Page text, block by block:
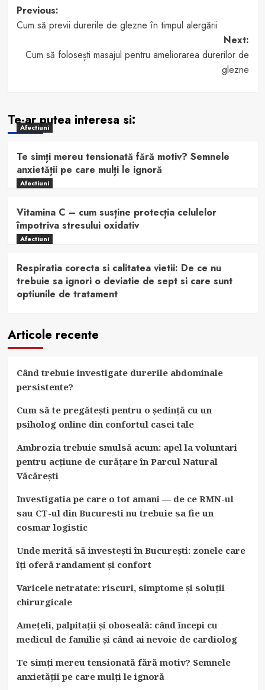
Post
navigation
Previous:
Cum să previi durerile de glezne în timpul alergării
Next:
Cum să folosești masajul pentru ameliorarea durerilor de
glezne
Te-ar putea interesa si:
Afectiuni
Te simți mereu tensionată fără motiv? Semnele
anxietății pe care mulți le ignoră
Afectiuni
Vitamina C – cum susține protecția celulelor
împotriva stresului oxidativ
Afectiuni
Respiratia corecta si calitatea vietii: De ce nu
trebuie sa ignori o deviatie de sept si care sunt
optiunile de tratament
Articole recente
Când trebuie investigate durerile abdominale
persistente?
Cum să te pregătești pentru o ședință cu un
psiholog online din confortul casei tale
Ambrozia trebuie smulsă acum: apel la voluntari
pentru acțiune de curățare în Parcul Natural
Văcărești
Investigatia pe care o tot amani — de ce RMN-ul
sau CT-ul din Bucuresti nu trebuie sa fie un
cosmar logistic
Unde merită să investești în București: zonele care
îți oferă randament și confort
Varicele netratate: riscuri, simptome și soluții
chirurgicale
Amețeli, palpitații și oboseală: când începi cu
medicul de familie și când ai nevoie de cardiolog
Te simți mereu tensionată fără motiv? Semnele
anxietății pe care mulți le ignoră